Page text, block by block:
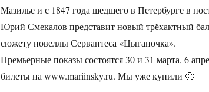
Мазилье и с 1847 года шедшего в Петербурге в
Юрий Смекалов представит новый трёхактный
сюжету новеллы Сервантеса «Цыганочка».
Премьерные показы состоятся 30 и 31 марта, 6
билеты на www.mariinsky.ru. Мы уже купили 🙂